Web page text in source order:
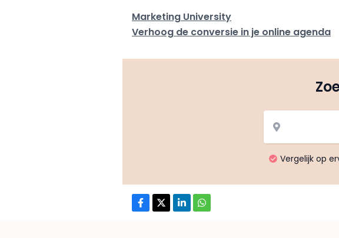
Marketing University
Verhoog de conversie in je online agenda
Vergelijk op